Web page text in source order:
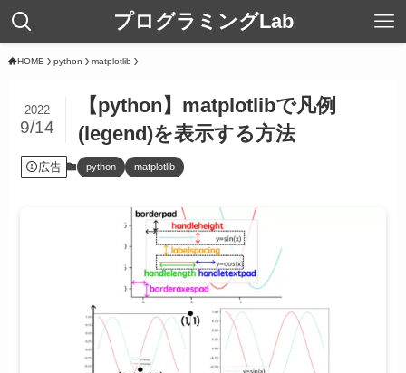
プログラミングLab
HOME python matplotlib
【python】matplotlibで凡例
(legend)を表示する方法
2022
9/14
広告 python matplotlib